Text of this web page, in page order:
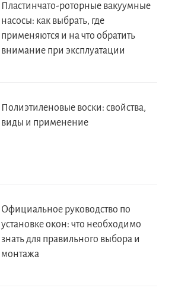
Пластинчато-роторные вакуумные
насосы: как выбрать, где
применяются и на что обратить
внимание при эксплуатации
Полиэтиленовые воски: свойства,
виды и применение
Официальное руководство по
установке окон: что необходимо
знать для правильного выбора и
монтажа